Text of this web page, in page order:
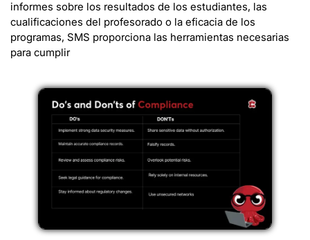
informes sobre los resultados de los estudiantes, las
cualificaciones del profesorado o la eficacia de los
programas, SMS proporciona las herramientas necesarias
para cumplir